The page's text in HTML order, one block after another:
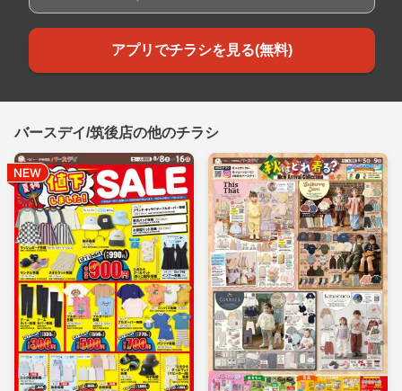
アプリでチラシを見る(無料)
バースデイ/筑後店の他のチラシ